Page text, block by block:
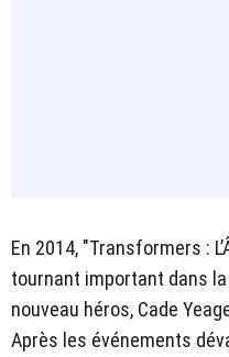
En 2014, "Transformers :
tournant important dans la
nouveau héros, Cade
Après les événements